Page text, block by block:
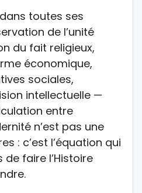
toutes ses
de l’unité
du fait religieux,
économique,
sociales,
intellectuelle —
entre
n’est pas une
: c’est l’équation qui
faire l’Histoire